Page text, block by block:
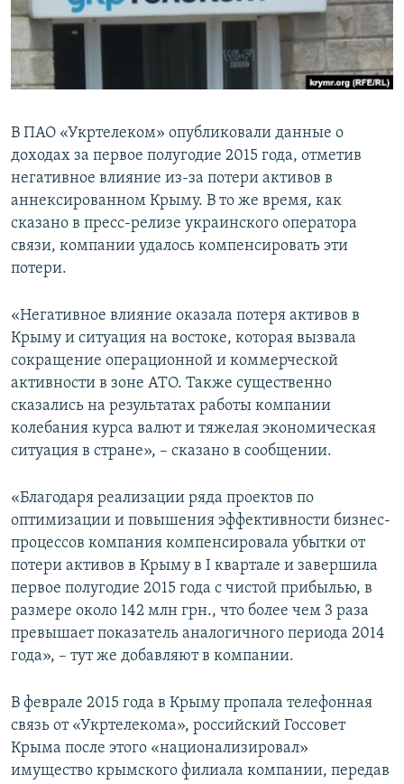
ПОБЕДИТЕЛЕЙ НЕ СУДЯТ?
КРЫМ.НЕПОКОРЕННЫЙ
ELIFBE
ПРИСОЕДИНЯЙТЕСЬ!
Все сайты RFE/RL
В ПАО «Укртелеком» опубликовали данные о
доходах за первое полугодие 2015 года, отметив
негативное влияние из-за потери активов в
аннексированном Крыму. В то же время, как
сказано в пресс-релизе украинского оператора
связи, компании удалось компенсировать эти
потери.
«Негативное влияние оказала потеря активов в
Крыму и ситуация на востоке, которая вызвала
сокращение операционной и коммерческой
активности в зоне АТО. Также существенно
сказались на результатах работы компании
колебания курса валют и тяжелая экономическая
ситуация в стране», – сказано в сообщении.
«Благодаря реализации ряда проектов по
оптимизации и повышения эффективности бизнес-
процессов компания компенсировала убытки от
потери активов в Крыму в I квартале и завершила
первое полугодие 2015 года с чистой прибылью, в
размере около 142 млн грн., что более чем 3 раза
превышает показатель аналогичного периода 2014
года», – тут же добавляют в компании.
В феврале 2015 года в Крыму пропала телефонная
связь от «Укртелекома», российский Госсовет
Крыма после этого «национализировал»
имущество крымского филиала компании, передав